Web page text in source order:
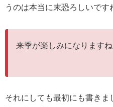
うのは本当に末恐ろしいです
来季が楽しみになりますね
それにしても最初にも書きま